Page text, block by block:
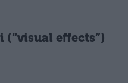
effects”)